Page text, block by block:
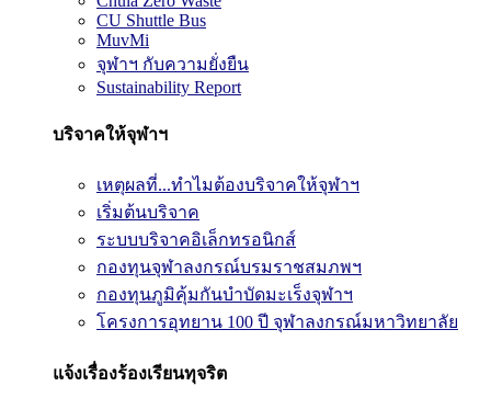
CU Shuttle Bus
MuvMi
จุฬาฯ กับความยั่งยืน
Sustainability Report
บริจาคให้จุฬาฯ
เหตุผลที่...ทำไมต้องบริจาคให้จุฬาฯ
เริ่มต้นบริจาค
ระบบบริจาคอิเล็กทรอนิกส์
กองทุนจุฬาลงกรณ์บรมราชสมภพฯ
กองทุนภูมิคุ้มกันบำบัดมะเร็งจุฬาฯ
โครงการอุทยาน 100 ปี จุฬาลงกรณ์มหาวิทยาลัย
แจ้งเรื่องร้องเรียนทุจริต